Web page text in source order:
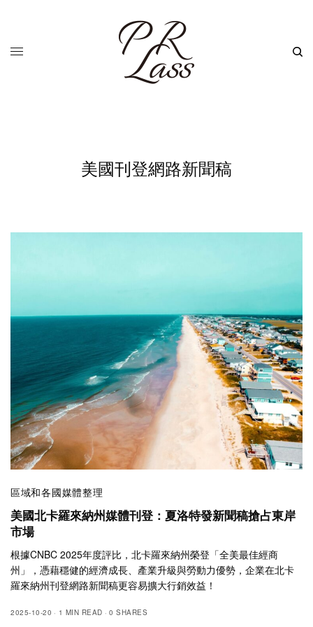
美國刊登網路新聞稿
區域和各國媒體整理
美國北卡羅來納州媒體刊登：夏洛特發新聞稿搶占東岸
市場
根據CNBC 2025年度評比，北卡羅來納州榮登「全美最佳經商
州」，憑藉穩健的經濟成長、產業升級與勞動力優勢，企業在北卡
羅來納州刊登網路新聞稿更容易擴大行銷效益！
2025-10-20 1 MIN READ 0 SHARES